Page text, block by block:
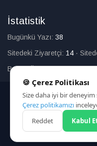
İstatistik
Bugünkü Yazı: 38
Sitedeki Ziyaretçi: 14 ·
Bugün Üye Olan:0·
HAKKIMIZDA
🍪 Çerez Politikası
Size daha iyi bir
Çerez politikamızı
Reddet
Kabul